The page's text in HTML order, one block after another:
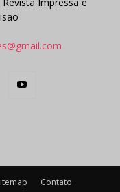
Contato